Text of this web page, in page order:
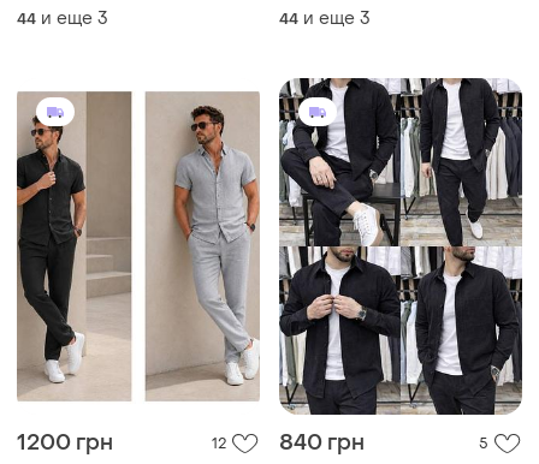
44 и еще 3 44 и еще 3
1200 грн 12 840 грн 5